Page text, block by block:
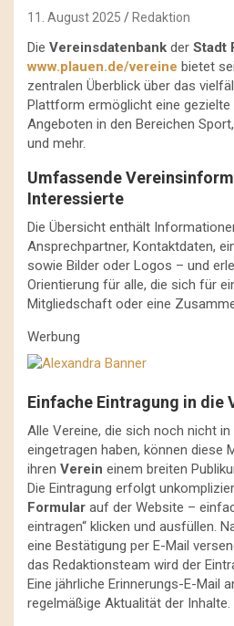
11. August 2025 Redaktion
Die Vereinsdatenbank der Stadt
www.plauen.de/vereine bietet
zentralen Überblick über das
Plattform ermöglicht eine gezielte
Angeboten in den Bereichen
und mehr.
Umfassende
Interessierte
Die Übersicht enthält
Ansprechpartner, Kontaktdaten,
sowie Bilder oder Logos – und
Orientierung für alle, die sich für
Mitgliedschaft oder eine
Werbung
Einfache Eintragung in die
Alle Vereine, die sich noch nicht
eingetragen haben, können diese
ihren Verein einem breiten
Die Eintragung erfolgt
Formular auf der Website –
eintragen“ klicken und ausfüllen.
eine Bestätigung per E-Mail
das Redaktionsteam wird der
Eine jährliche Erinnerungs-E-Mail
regelmäßige Aktualität der Inhalte.